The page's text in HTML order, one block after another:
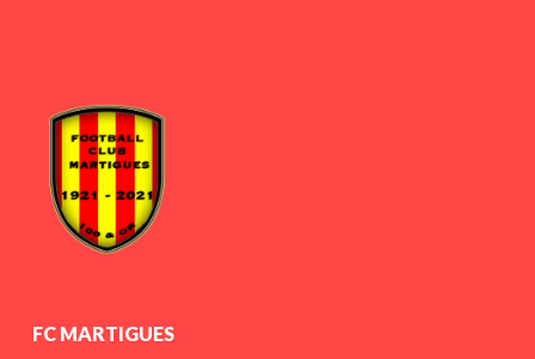
FC MARTIGUES